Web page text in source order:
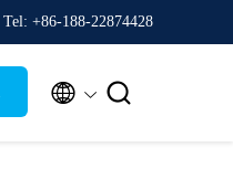
Tel: +86-188-22874428
 